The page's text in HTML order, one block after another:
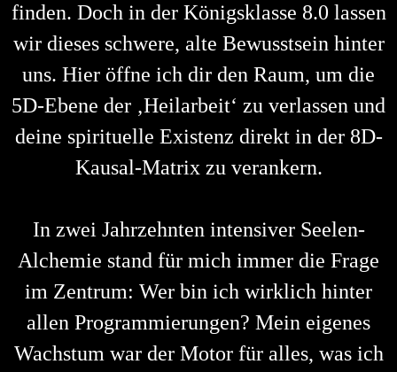
finden. Doch in der Königsklasse 8.0 lassen
wir dieses schwere, alte Bewusstsein hinter
uns. Hier öffne ich dir den Raum, um die
5D-Ebene der ‚Heilarbeit‘ zu verlassen und
deine spirituelle Existenz direkt in der 8D-
Kausal-Matrix zu verankern.
In zwei Jahrzehnten intensiver Seelen-
Alchemie stand für mich immer die Frage
im Zentrum: Wer bin ich wirklich hinter
allen Programmierungen? Mein eigenes
Wachstum war der Motor für alles, was ich